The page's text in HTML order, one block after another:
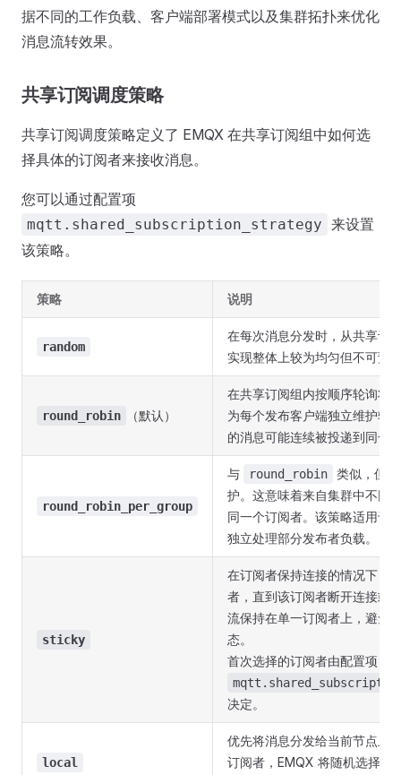
据不同的工作负载、客户端部署模式以及集群拓扑来优化
消息流转效果。
共享订阅调度策略
共享订阅调度策略定义了 EMQX 在共享订阅组中如何选
择具体的订阅者来接收消息。
您可以通过配置项
mqtt.shared_subscription_strategy 来设置
该策略。
策略 说明
random
在每次消息分发时，从共享订
实现整体上较为均匀但不可预
round_robin （默认）
在共享订阅组内按顺序轮询将
为每个发布客户端独立维护轮
的消息可能连续被投递到同一
round_robin_per_group
与 round_robin
类似，但
护。这意味着来自集群中不同
同一个订阅者。该策略适用于
独立处理部分发布者负载。
sticky
在订阅者保持连接的情况下，
者，直到该订阅者断开连接或
流保持在单一订阅者上，避免
态。
首次选择的订阅者由配置项
决定。
local
优先将消息分发给当前节点上
订阅者，EMQX 将随机选择集